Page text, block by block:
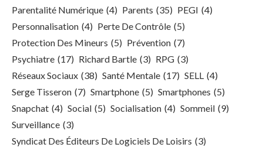
Parentalité Numérique (4) Parents (35) PEGI (4)
Personnalisation (4) Perte De Contrôle (5)
Protection Des Mineurs (5) Prévention (7)
Psychiatre (17) Richard Bartle (3) RPG (3)
Réseaux Sociaux (38) Santé Mentale (17) SELL (4)
Serge Tisseron (7) Smartphone (5) Smartphones (5)
Snapchat (4) Social (5) Socialisation (4) Sommeil (9)
Surveillance (3)
Syndicat Des Éditeurs De Logiciels De Loisirs (3)